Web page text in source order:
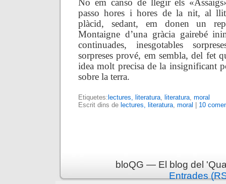
No em canso de llegir els
passo hores i hores de la nit, al
plàcid, sedant, em donen un
Montaigne d’una gràcia gairebé
continuades, inesgotables
sorpreses prové, em sembla, del fet
idea molt precisa de la insignificant
sobre la terra.
Etiquetes: lectures, literatura, literatura, moral
Escrit dins de lectures, literatura, moral 10
bloQG — El blog del
Entrades